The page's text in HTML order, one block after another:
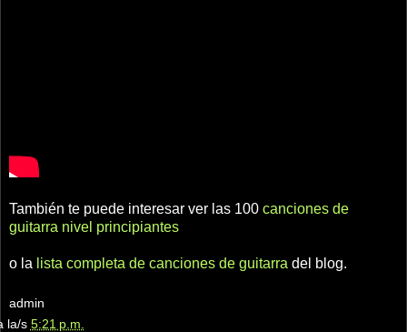
También te puede interesar ver las 100 canciones de
guitarra nivel principiantes
o la lista completa de canciones de guitarra del blog.
admin
la/s 5:21 p.m.